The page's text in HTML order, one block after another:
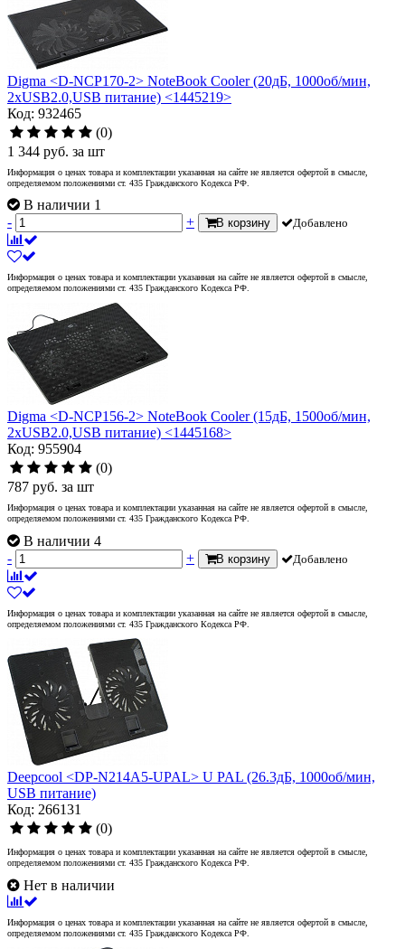
Digma <D-NCP170-2> NoteBook Cooler (20дБ, 1000об/мин,
2xUSB2.0,USB питание) <1445219>
Код: 932465
(0)
1 344 руб. за шт
Информация о ценах товара и комплектации указанная на сайте не является офертой в смысле,
определяемом положениями ст. 435 Гражданского Кодекса РФ.
В наличии 1
-
+ В корзину Добавлено
Информация о ценах товара и комплектации указанная на сайте не является офертой в смысле,
определяемом положениями ст. 435 Гражданского Кодекса РФ.
Digma <D-NCP156-2> NoteBook Cooler (15дБ, 1500об/мин,
2xUSB2.0,USB питание) <1445168>
Код: 955904
(0)
787 руб. за шт
Информация о ценах товара и комплектации указанная на сайте не является офертой в смысле,
определяемом положениями ст. 435 Гражданского Кодекса РФ.
В наличии 4
-
+ В корзину Добавлено
Информация о ценах товара и комплектации указанная на сайте не является офертой в смысле,
определяемом положениями ст. 435 Гражданского Кодекса РФ.
Deepcool <DP-N214A5-UPAL> U PAL (26.3дБ, 1000об/мин,
USB питание)
Код: 266131
(0)
Информация о ценах товара и комплектации указанная на сайте не является офертой в смысле,
определяемом положениями ст. 435 Гражданского Кодекса РФ.
Нет в наличии
Информация о ценах товара и комплектации указанная на сайте не является офертой в смысле,
определяемом положениями ст. 435 Гражданского Кодекса РФ.